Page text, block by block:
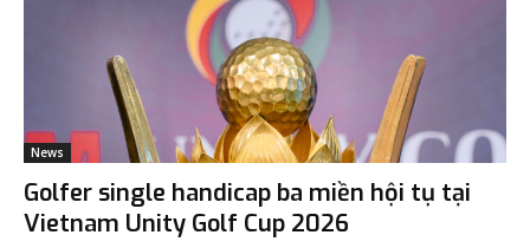
News
Golfer single handicap ba miền hội tụ tại
Vietnam Unity Golf Cup 2026